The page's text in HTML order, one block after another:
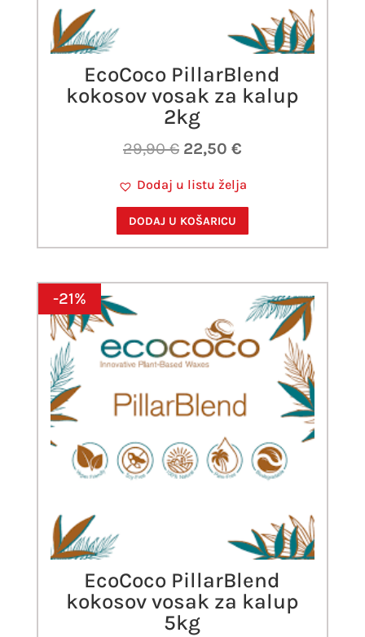
EcoCoco PillarBlend
kokosov vosak za kalup
2kg
29,90€ Izvorna
bila
je:
29,90 €.
22,50 €Trenutna
je:
22,50 €.
Dodaj u listu želja
DODAJ U KOŠARICU
-21%
EcoCoco PillarBlend
kokosov vosak za kalup
5kg